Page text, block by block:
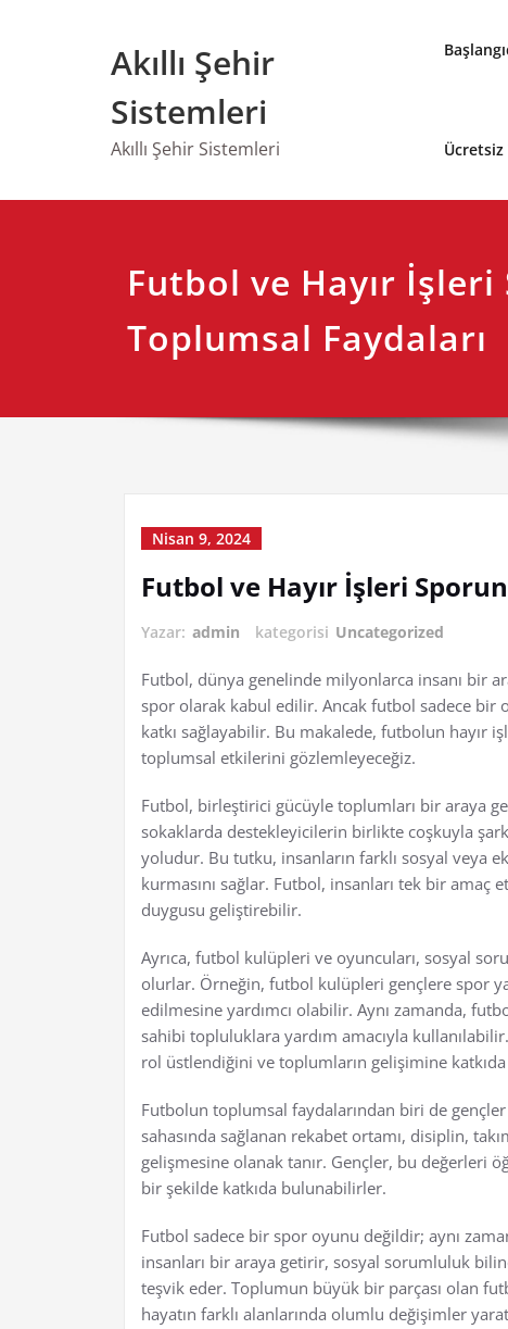
Akıllı Şehir
Sistemleri
Akıllı Şehir Sistemleri
Futbol ve Hayır İşleri
Toplumsal Faydaları
Nisan 9, 2024
Futbol ve Hayır İşleri
Yazar: admin kategorisi Uncategorized
Futbol, dünya genelinde milyonlarca insanı bir
spor olarak kabul edilir. Ancak futbol sadece bir
katkı sağlayabilir. Bu makalede, futbolun hayır
toplumsal etkilerini gözlemleyeceğiz.
Futbol, birleştirici gücüyle toplumları bir araya
sokaklarda destekleyicilerin birlikte coşkuyla
yoludur. Bu tutku, insanların farklı sosyal veya
kurmasını sağlar. Futbol, insanları tek bir
duygusu geliştirebilir.
Ayrıca, futbol kulüpleri ve oyuncuları, sosyal
olurlar. Örneğin, futbol kulüpleri gençlere spor
edilmesine yardımcı olabilir. Aynı zamanda,
sahibi topluluklara yardım amacıyla
rol üstlendiğini ve toplumların gelişimine
Futbolun toplumsal faydalarından biri de
sahasında sağlanan rekabet ortamı, disiplin,
gelişmesine olanak tanır. Gençler, bu değerleri
bir şekilde katkıda bulunabilirler.
Futbol sadece bir spor oyunu değildir; aynı
insanları bir araya getirir, sosyal sorumluluk
teşvik eder. Toplumun büyük bir parçası olan
hayatın farklı alanlarında olumlu değişimler